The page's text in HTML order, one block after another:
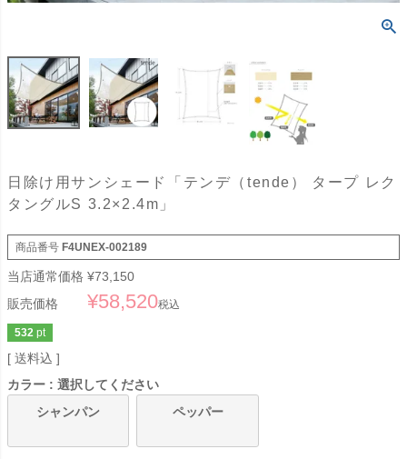
日除け用サンシェード「テンデ（tende） タープ レク
タングルS 3.2×2.4m」
商品番号 F4UNEX-002189
当店通常価格 ¥73,150
販売価格
¥58,520税込
532 pt
送料込
カラー
選択してください
シャンパン
ペッパー